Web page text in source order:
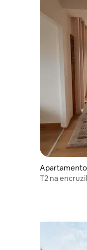
Apartamento
T2 na